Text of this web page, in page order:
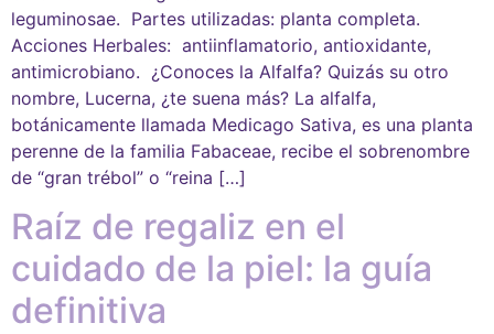
leguminosae. Partes utilizadas: planta completa.
Acciones Herbales: antiinflamatorio, antioxidante,
antimicrobiano. ¿Conoces la Alfalfa? Quizás su otro
nombre, Lucerna, ¿te suena más? La alfalfa,
botánicamente llamada Medicago Sativa, es una planta
perenne de la familia Fabaceae, recibe el sobrenombre
de “gran trébol” o “reina […]
Raíz de regaliz en el
cuidado de la piel: la guía
definitiva